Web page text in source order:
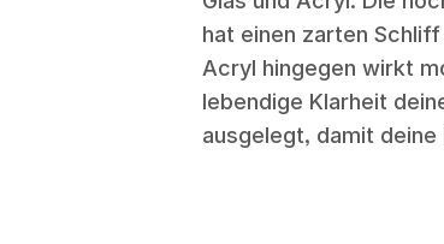
hat einen zarten
Acryl hingegen wirkt
lebendige Klarheit
ausgelegt, damit